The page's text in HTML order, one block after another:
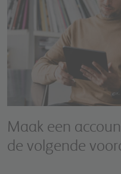
Maak een
de volgende